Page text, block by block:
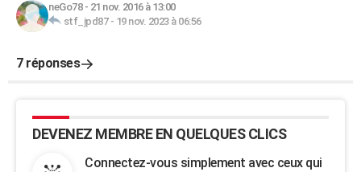
neGo78- 21 nov. 2016 à 13:00
stf_jpd87- 19 nov. 2023 à 06:56
7 réponses
DEVENEZ MEMBRE EN QUELQUES CLICS
Connectez-vous simplement avec ceux qui